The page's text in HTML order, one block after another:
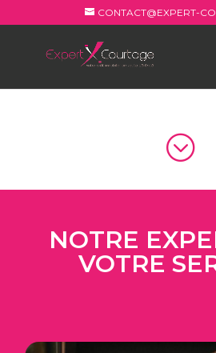
CONTACT@EXPERT-
;
NOTRE
VOTRE